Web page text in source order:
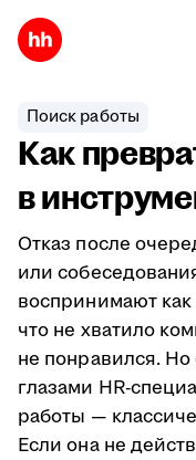
Поиск работы
Как
в
Отказ после
или
воспринимают
что не хватило
не понравился.
глазами HR-
работы —
Если она не